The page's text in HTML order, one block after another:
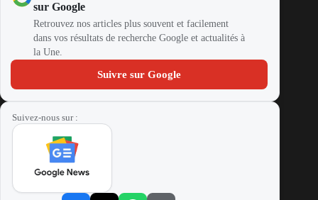
sur Google
Retrouvez nos articles plus souvent et facilement
dans vos résultats de recherche Google et actualités à
la Une.
Suivre sur Google
Suivez-nous sur :